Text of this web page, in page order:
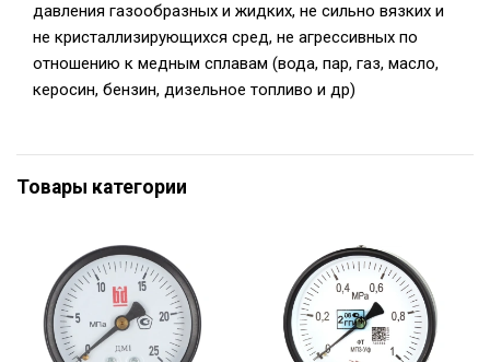
давления газообразных и жидких, не сильно вязких и
не кристаллизирующихся сред, не агрессивных по
отношению к медным сплавам (вода, пар, газ, масло,
керосин, бензин, дизельное топливо и др)
Товары категории